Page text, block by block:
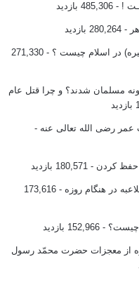
! - 485,306 بازدید
- 280,264 بازدید
در اسلام چیست ؟
- 271,330
مسلمان شدند؟ و چرا قتل عام
رضی الله تعالی عنه -
کردن - 180,571 بازدید
در هنگام روزه
- 173,616
- 152,966 بازدید
از معجزات حضرت محمّد رسول